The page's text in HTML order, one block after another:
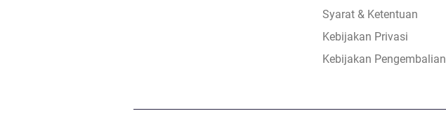
Syarat & Ketentuan
Kebijakan Privasi
Kebijakan Pengembalian